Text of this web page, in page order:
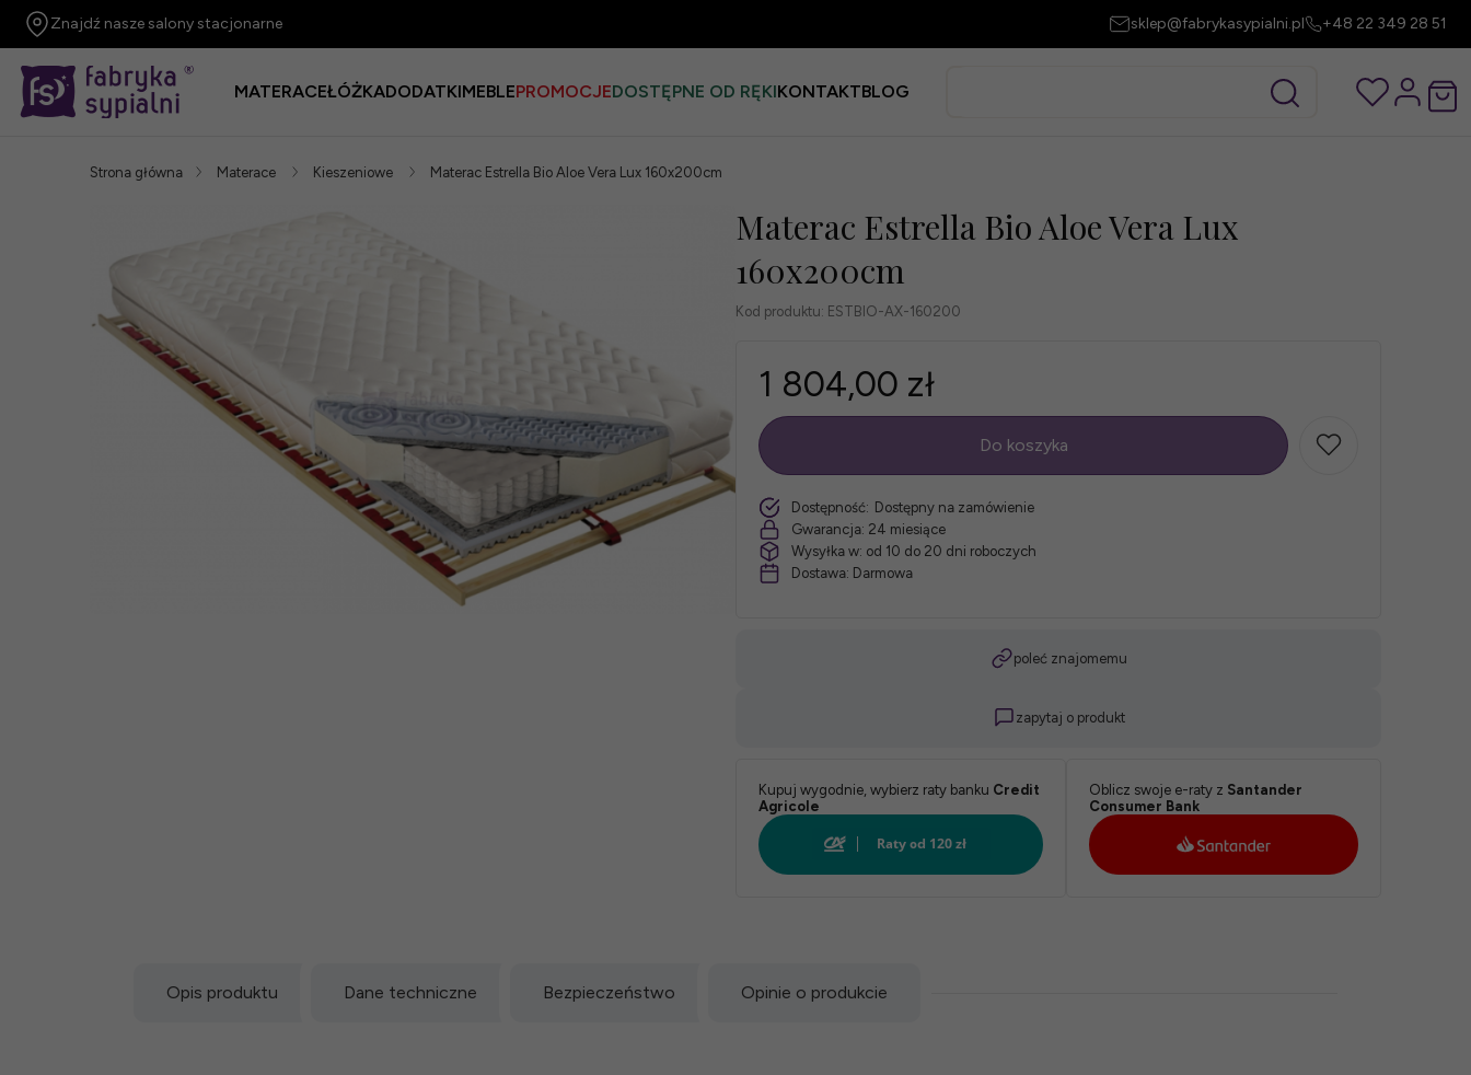
Znajdź nasze salony stacjonarne sklep@fabrykasypialni.pl +48 22 349 28 51
MATERACEŁÓŻKADODATKIMEBLEPROMOCJEDOSTĘPNE OD RĘKIKONTAKTBLOG
Strona główna Materace Kieszeniowe Materac Estrella Bio Aloe Vera Lux 160x200cm
Materac Estrella Bio Aloe Vera Lux
160x200cm
Kod produktu: ESTBIO-AX-160200
1 804,00 zł
szt.
Do koszyka
Dostępność: Dostępny na zamówienie
Gwarancja: 24 miesiące
Wysyłka w: od 10 do 20 dni roboczych
Dostawa: Darmowa
poleć znajomemu
zapytaj o produkt
Kupuj wygodnie, wybierz raty banku Credit
Agricole
Oblicz swoje e-raty z Santander
Consumer Bank
Opis produktu Dane techniczne Bezpieczeństwo Opinie o produkcie